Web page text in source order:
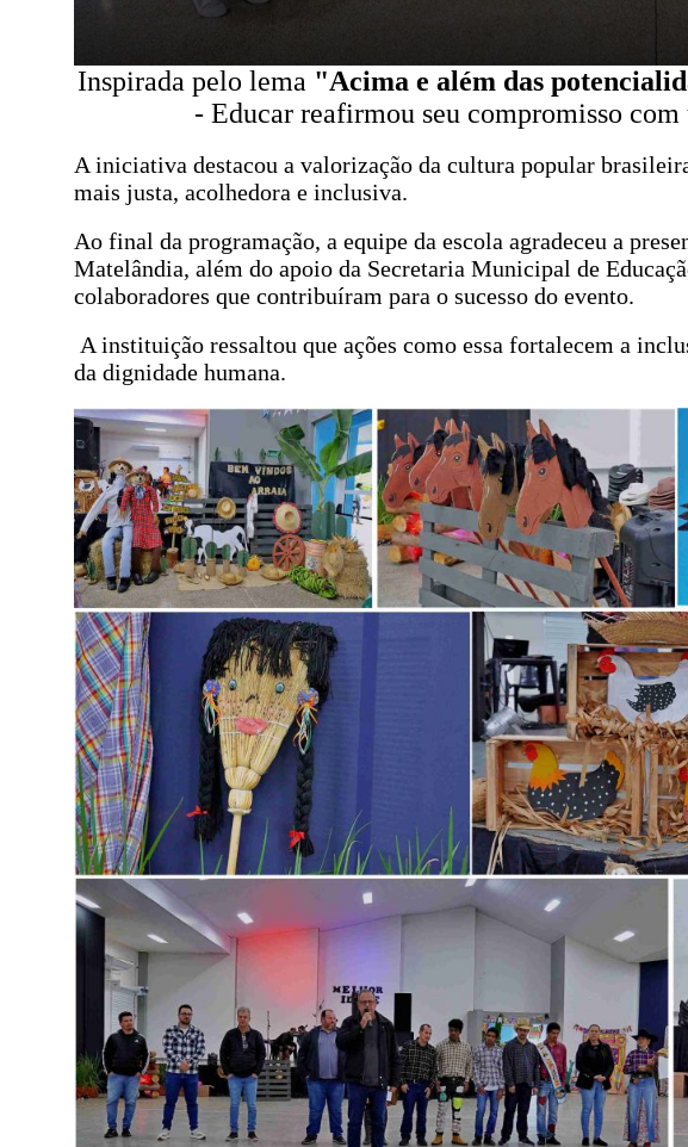
Inspirada pelo lema "Acima e além das
- Educar reafirmou seu compromisso
A iniciativa destacou a valorização da cultura popular
mais justa, acolhedora e inclusiva.
Ao final da programação, a equipe da escola agradeceu a
Matelândia, além do apoio da Secretaria Municipal de
colaboradores que contribuíram para o sucesso do evento.
A instituição ressaltou que ações como essa fortalecem a
da dignidade humana.